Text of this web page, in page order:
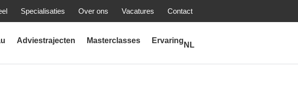
Specialisaties Over ons Vacatures Contact
Adviestrajecten Masterclasses Ervaring
NL